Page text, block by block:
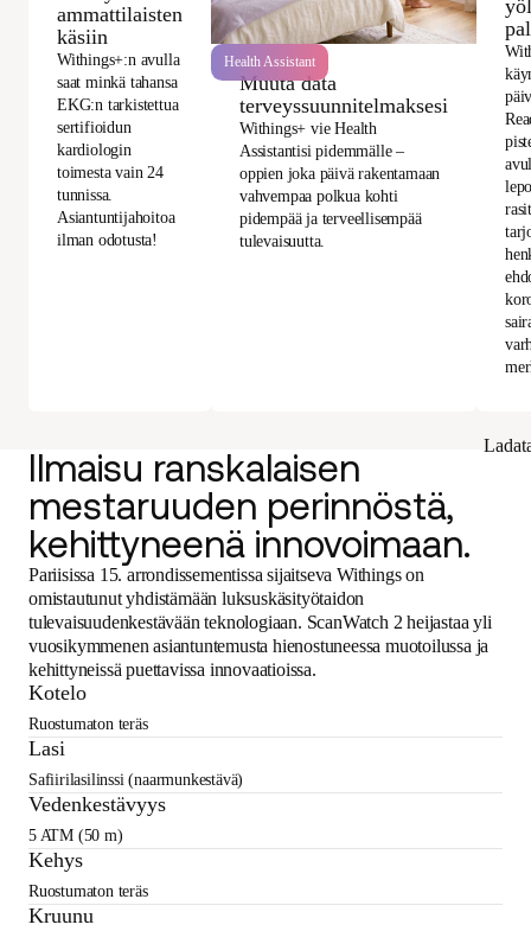
ammattilaisten
käsiin
Withings+:n avulla
saat minkä tahansa
EKG:n tarkistettua
sertifioidun
kardiologin
toimesta vain 24
tunnissa.
Asiantuntijahoitoa
ilman odotusta!
Health Assistant
Muuta data
terveyssuunnitelmaksesi
Withings+ vie Health
Assistantisi pidemmälle –
oppien joka päivä rakentamaan
vahvempaa polkua kohti
pidempää ja terveellisempää
tulevaisuutta.
Ilmaisu ranskalaisen
mestaruuden perinnöstä,
kehittyneenä innovoimaan.
Pariisissa 15. arrondissementissa sijaitseva Withings on
omistautunut yhdistämään luksuskäsityötaidon
tulevaisuudenkestävään teknologiaan. ScanWatch 2 heijastaa yli
vuosikymmenen asiantuntemusta hienostuneessa muotoilussa ja
kehittyneissä puettavissa innovaatioissa.
Kotelo
Ruostumaton teräs
Lasi
Safiirilasilinssi (naarmunkestävä)
Vedenkestävyys
5 ATM (50 m)
Kehys
Ruostumaton teräs
Kruunu